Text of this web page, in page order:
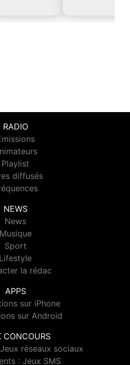
RADIO
Playlist
diffusés
NEWS
News
Musique
Sport
Lifestyle
la rédac
APPS
sur iPhone
sur Android
CONCOURS
réseaux sociaux
: Jeux SMS